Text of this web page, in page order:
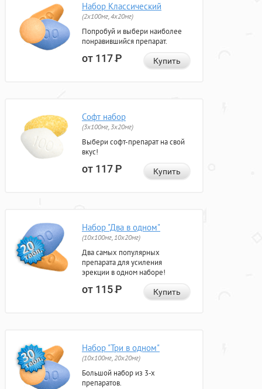
Набор Классический
(2x100мг, 4x20мг)
Попробуй и выбери наиболее
понравившийся препарат.
от 117Р Купить
Софт набор
(3x100мг, 3x20мг)
Выбери софт-препарат на свой
вкус!
от 117Р Купить
Набор "Два в одном"
(10x100мг, 10x20мг)
Два самых популярных
препарата для усиления
эрекции в одном наборе!
от 115Р Купить
Набор "Три в одном"
(10x100мг, 20x20мг)
Большой набор из 3-х
препаратов.